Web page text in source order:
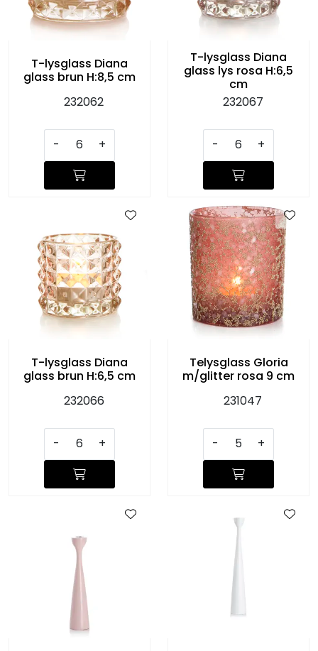
T-lysglass Diana
glass brun H:8,5 cm
232062
- +
T-lysglass Diana
glass lys rosa H:6,5
cm
232067
- +
T-lysglass Diana
glass brun H:6,5 cm
232066
- +
Telysglass Gloria
m/glitter rosa 9 cm
231047
- +